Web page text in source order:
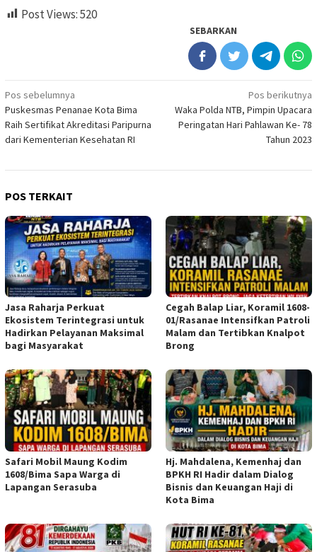
Post Views:520
SEBARKAN
Navigasi
pos
Pos sebelumnya
Puskesmas Penanae Kota Bima
Raih Sertifikat Akreditasi Paripurna
dari Kementerian Kesehatan RI
Pos berikutnya
Waka Polda NTB, Pimpin Upacara
Peringatan Hari Pahlawan Ke- 78
Tahun 2023
POS TERKAIT
Jasa Raharja Perkuat
Ekosistem Terintegrasi untuk
Hadirkan Pelayanan Maksimal
bagi Masyarakat
Cegah Balap Liar, Koramil 1608-
01/Rasanae Intensifkan Patroli
Malam dan Tertibkan Knalpot
Brong
Safari Mobil Maung Kodim
1608/Bima Sapa Warga di
Lapangan Serasuba
Hj. Mahdalena, Kemenhaj dan
BPKH RI Hadir dalam Dialog
Bisnis dan Keuangan Haji di
Kota Bima